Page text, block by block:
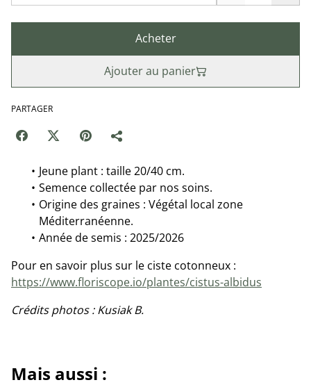
Acheter
Ajouter au panier
PARTAGER
Jeune plant : taille 20/40 cm.
Semence collectée par nos soins.
Origine des graines : Végétal local zone
Méditerranéenne.
Année de semis : 2025/2026
Pour en savoir plus sur le ciste cotonneux :
https://www.floriscope.io/plantes/cistus-albidus
Crédits photos : Kusiak B.
Mais aussi :